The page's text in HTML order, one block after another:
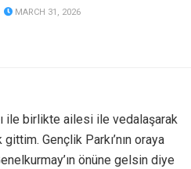
MARCH 31, 2026
ile birlikte ailesi ile vedalaşarak
Gençlik Parkı’nın oraya
önüne gelsin diye